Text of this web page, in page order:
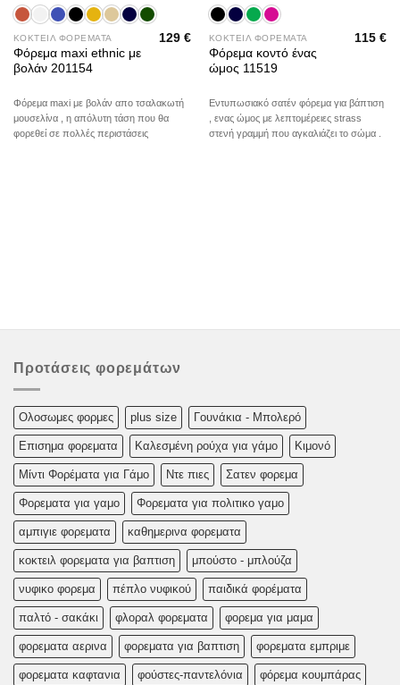
ΚΟΚΤΕΙΛ ΦΟΡΕΜΑΤΑ
Φόρεμα maxi ethnic με
βολάν 201154
129€
Φόρεμα maxi με βολάν απο τσαλακωτή
μουσελίνα , η απόλυτη τάση που θα
φορεθεί σε πολλές περιστάσεις
ΚΟΚΤΕΙΛ ΦΟΡΕΜΑΤΑ
Φόρεμα κοντό ένας
ώμος 11519
115€
Εντυπωσιακό σατέν φόρεμα για βάπτιση
, ενας ώμος με λεπτομέρειες strass
στενή γραμμή που αγκαλιάζει το σώμα .
Προτάσεις φορεμάτων
Oλoσωμες φoρμες plus size Γουνάκια - Μπολερό
Επισημα φορεματα Καλεσμένη ρούχα για γάμο Κιμονό
Μίντι Φορέματα για Γάμο Ντε πιες Σατεν φορεμα
Φορεματα για γαμο Φορεματα για πολιτικο γαμο
αμπιγιε φορεματα καθημερινα φορεματα
κοκτειλ φορεματα για βαπτιση μπούστο - μπλούζα
νυφικο φορεμα πέπλο νυφικού παιδικά φορέματα
παλτό - σακάκι φλοραλ φορεματα φορεμα για μαμα
φορεματα αερινα φορεματα για βαπτιση φορεματα εμπριμε
φορεματα καφτανια φούστες-παντελόνια φόρεμα κουμπάρας